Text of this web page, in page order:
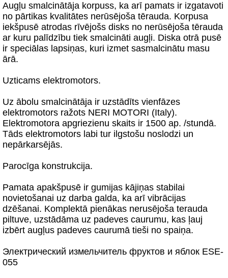
Augļu smalcinātāja korpuss, ka arī pamats ir izgatavoti
no pārtikas kvalitātes nerūsējoša tērauda. Korpusa
iekšpusē atrodas rīvējošs disks no nerūsējoša tērauda
ar kuru palīdzību tiek smalcināti augļi. Diska otrā pusē
ir speciālas lapsiņas, kuri izmet sasmalcinātu masu
ārā.
Uzticams elektromotors.
Uz ābolu smalcinātāja ir uzstādīts vienfāzes
elektromotors ražots NERI MOTORI (Italy).
Elektromotora apgriezienu skaits ir 1500 ap. /stundā.
Tāds elektromotors labi tur ilgstošu noslodzi un
nepārkarsējās.
Parocīga konstrukcija.
Pamata apakšpusē ir gumijas kājiņas stabilai
novietošanai uz darba galda, ka arī vibrācijas
dzēšanai. Komplektā pienākas nerusējoša terauda
piltuve, uzstādāma uz padeves caurumu, kas ļauj
izbērt augļus padeves caurumā tieši no spaiņa.
Электрический измельчитель фруктов и яблок ESE-
055